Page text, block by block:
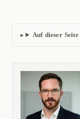
Auf dieser Seite